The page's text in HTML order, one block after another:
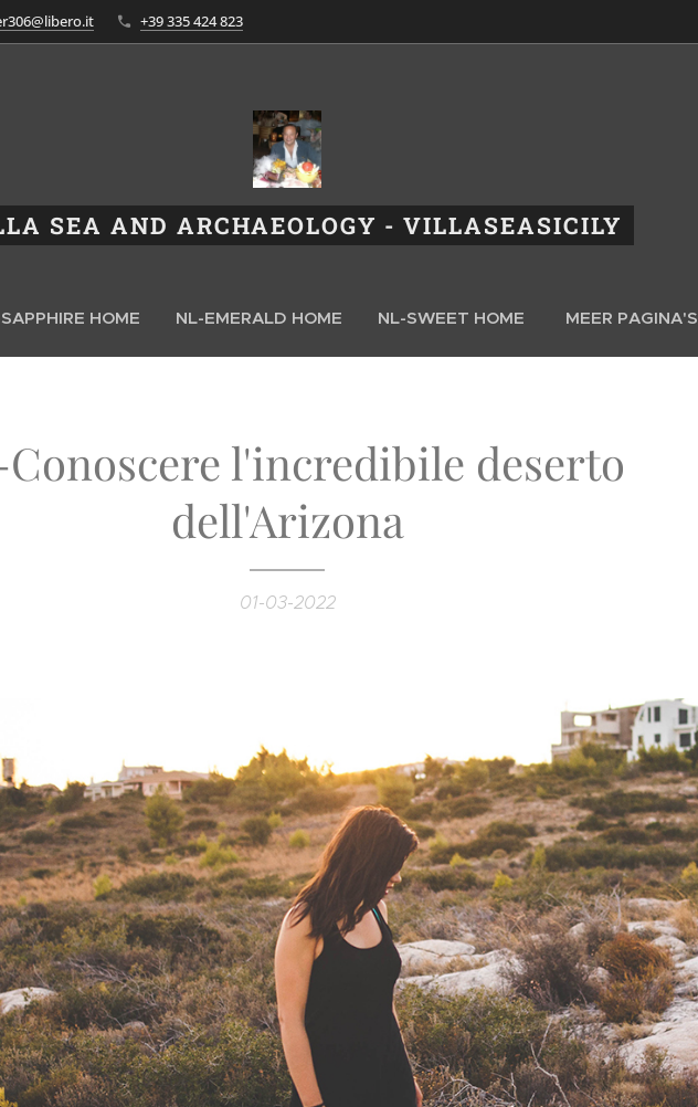
+39 335 424 823
SEA AND ARCHAEOLOGY - VILLASEASICILY
HOME NL-EMERALD HOME NL-SWEET HOME MEER PAGINA'S
l'incredibile deserto
dell'Arizona
01-03-2022